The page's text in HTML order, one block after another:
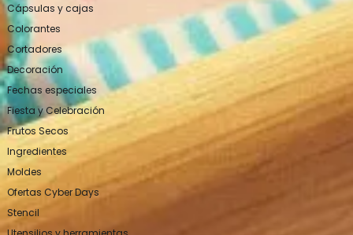
Cápsulas y cajas
Colorantes
Cortadores
Decoración
Fechas especiales
Fiesta y Celebración
Frutos Secos
Ingredientes
Moldes
Ofertas Cyber Days
Stencil